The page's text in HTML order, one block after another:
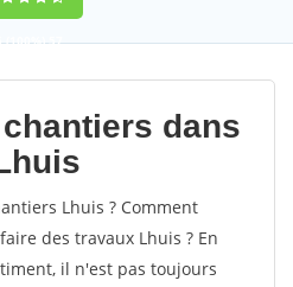
(100%)57
votes
dans
Lhuis ? Comment
des travaux Lhuis ? En
il n'est pas toujours